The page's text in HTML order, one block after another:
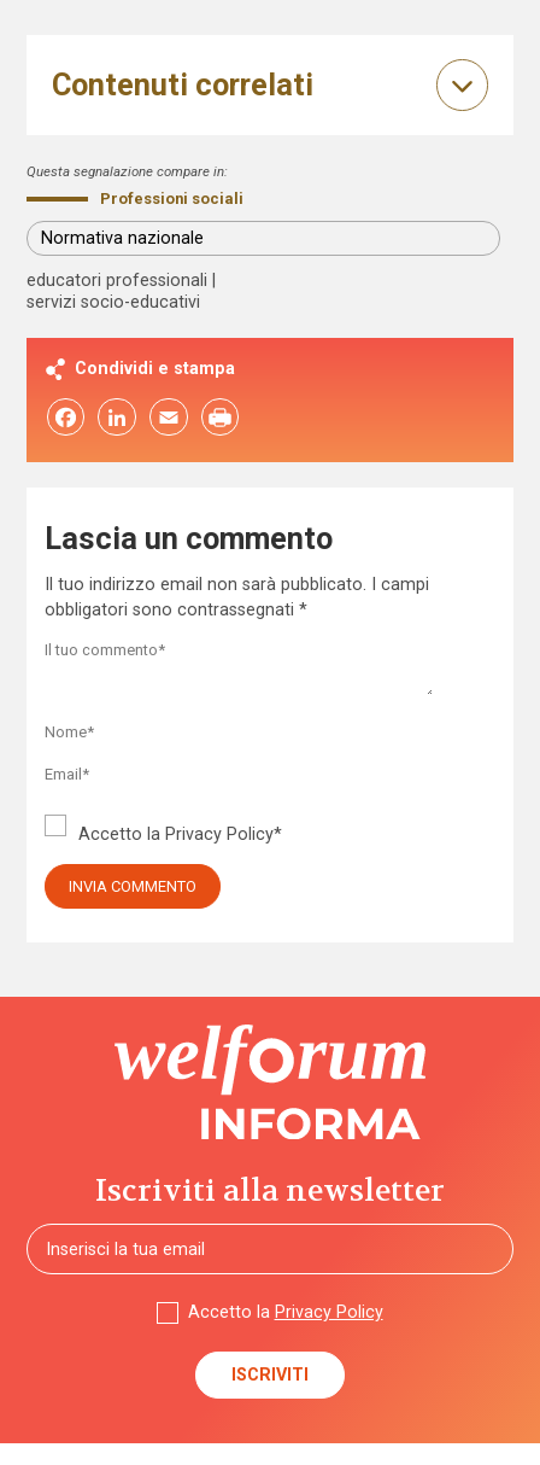
Contenuti correlati
Questa segnalazione compare in:
Professioni sociali
Normativa nazionale
educatori professionali
servizi socio-educativi
Condividi e stampa
FacebookLinkedIn Email
Lascia un commento
Il tuo indirizzo email non sarà pubblicato.
I campi
obbligatori sono contrassegnati *
Accetto la Privacy Policy*
Iscriviti alla newsletter
Accetto la Privacy Policy